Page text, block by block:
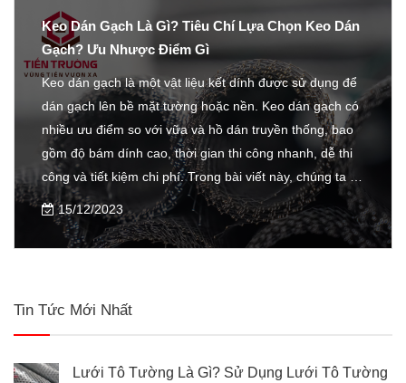
Keo Dán Gạch Là Gì? Tiêu Chí Lựa Chọn Keo Dán
Gạch? Ưu Nhược Điểm Gì
Keo dán gạch là một vật liệu kết dính được sử dụng để
dán gạch lên bề mặt tường hoặc nền. Keo dán gạch có
nhiều ưu điểm so với vữa và hồ dán truyền thống, bao
gồm độ bám dính cao, thời gian thi công nhanh, dễ thi
công và tiết kiệm chi phí. Trong bài viết này, chúng ta sẽ
tìm hiểu về keo dán gạch, bao gồm các loại keo dán
gạch, tiêu chí lựa chọn keo dán gạch và ưu nhược điểm
của keo dán gạch.
15/12/2023
Tin Tức Mới Nhất
Lưới Tô Tường Là Gì? Sử Dụng Lưới Tô Tường